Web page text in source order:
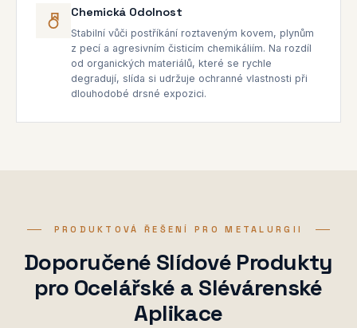
Chemická Odolnost
Stabilní vůči postříkání roztaveným kovem, plynům
z pecí a agresivním čisticím chemikáliím. Na rozdíl
od organických materiálů, které se rychle
degradují, slída si udržuje ochranné vlastnosti při
dlouhodobé drsné expozici.
PRODUKTOVÁ ŘEŠENÍ PRO METALURGII
Doporučené Slídové Produkty
pro Ocelářské a Slévárenské
Aplikace